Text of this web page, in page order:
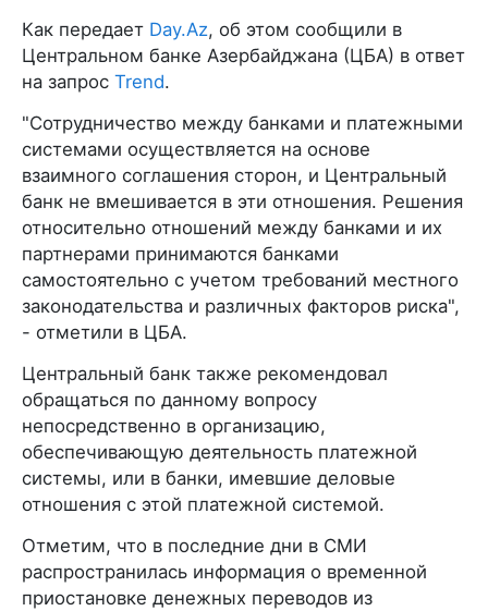
Как передает Day.Az, об этом сообщили в
Центральном банке Азербайджана (ЦБА) в ответ
на запрос Trend.
"Сотрудничество между банками и платежными
системами осуществляется на основе
взаимного соглашения сторон, и Центральный
банк не вмешивается в эти отношения. Решения
относительно отношений между банками и их
партнерами принимаются банками
самостоятельно с учетом требований местного
законодательства и различных факторов риска",
- отметили в ЦБА.
Центральный банк также рекомендовал
обращаться по данному вопросу
непосредственно в организацию,
обеспечивающую деятельность платежной
системы, или в банки, имевшие деловые
отношения с этой платежной системой.
Отметим, что в последние дни в СМИ
распространилась информация о временной
приостановке денежных переводов из